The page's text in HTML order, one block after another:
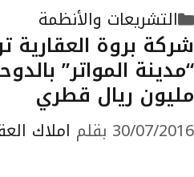
التصنيفات
التشريعات والأنظمة
شركة بروة
مليون ريال قطري
30/07/2016 بقلم املاك